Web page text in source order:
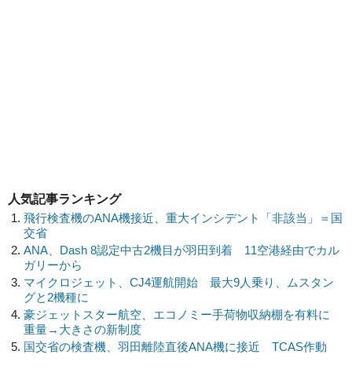
人気記事ランキング
飛行検査機のANA機接近、重大インシデント「非該当」＝国
交省
ANA、Dash 8認定中古2機目が羽田到着 11空港経由でカル
ガリーから
マイクロジェット、CJ4運航開始 最大9人乗り、ムスタン
グと2機種に
豪ジェットスター航空、エコノミー手荷物収納棚を有料に
重量→大きさの新制度
国交省の検査機、羽田離陸直後ANA機に接近 TCAS作動